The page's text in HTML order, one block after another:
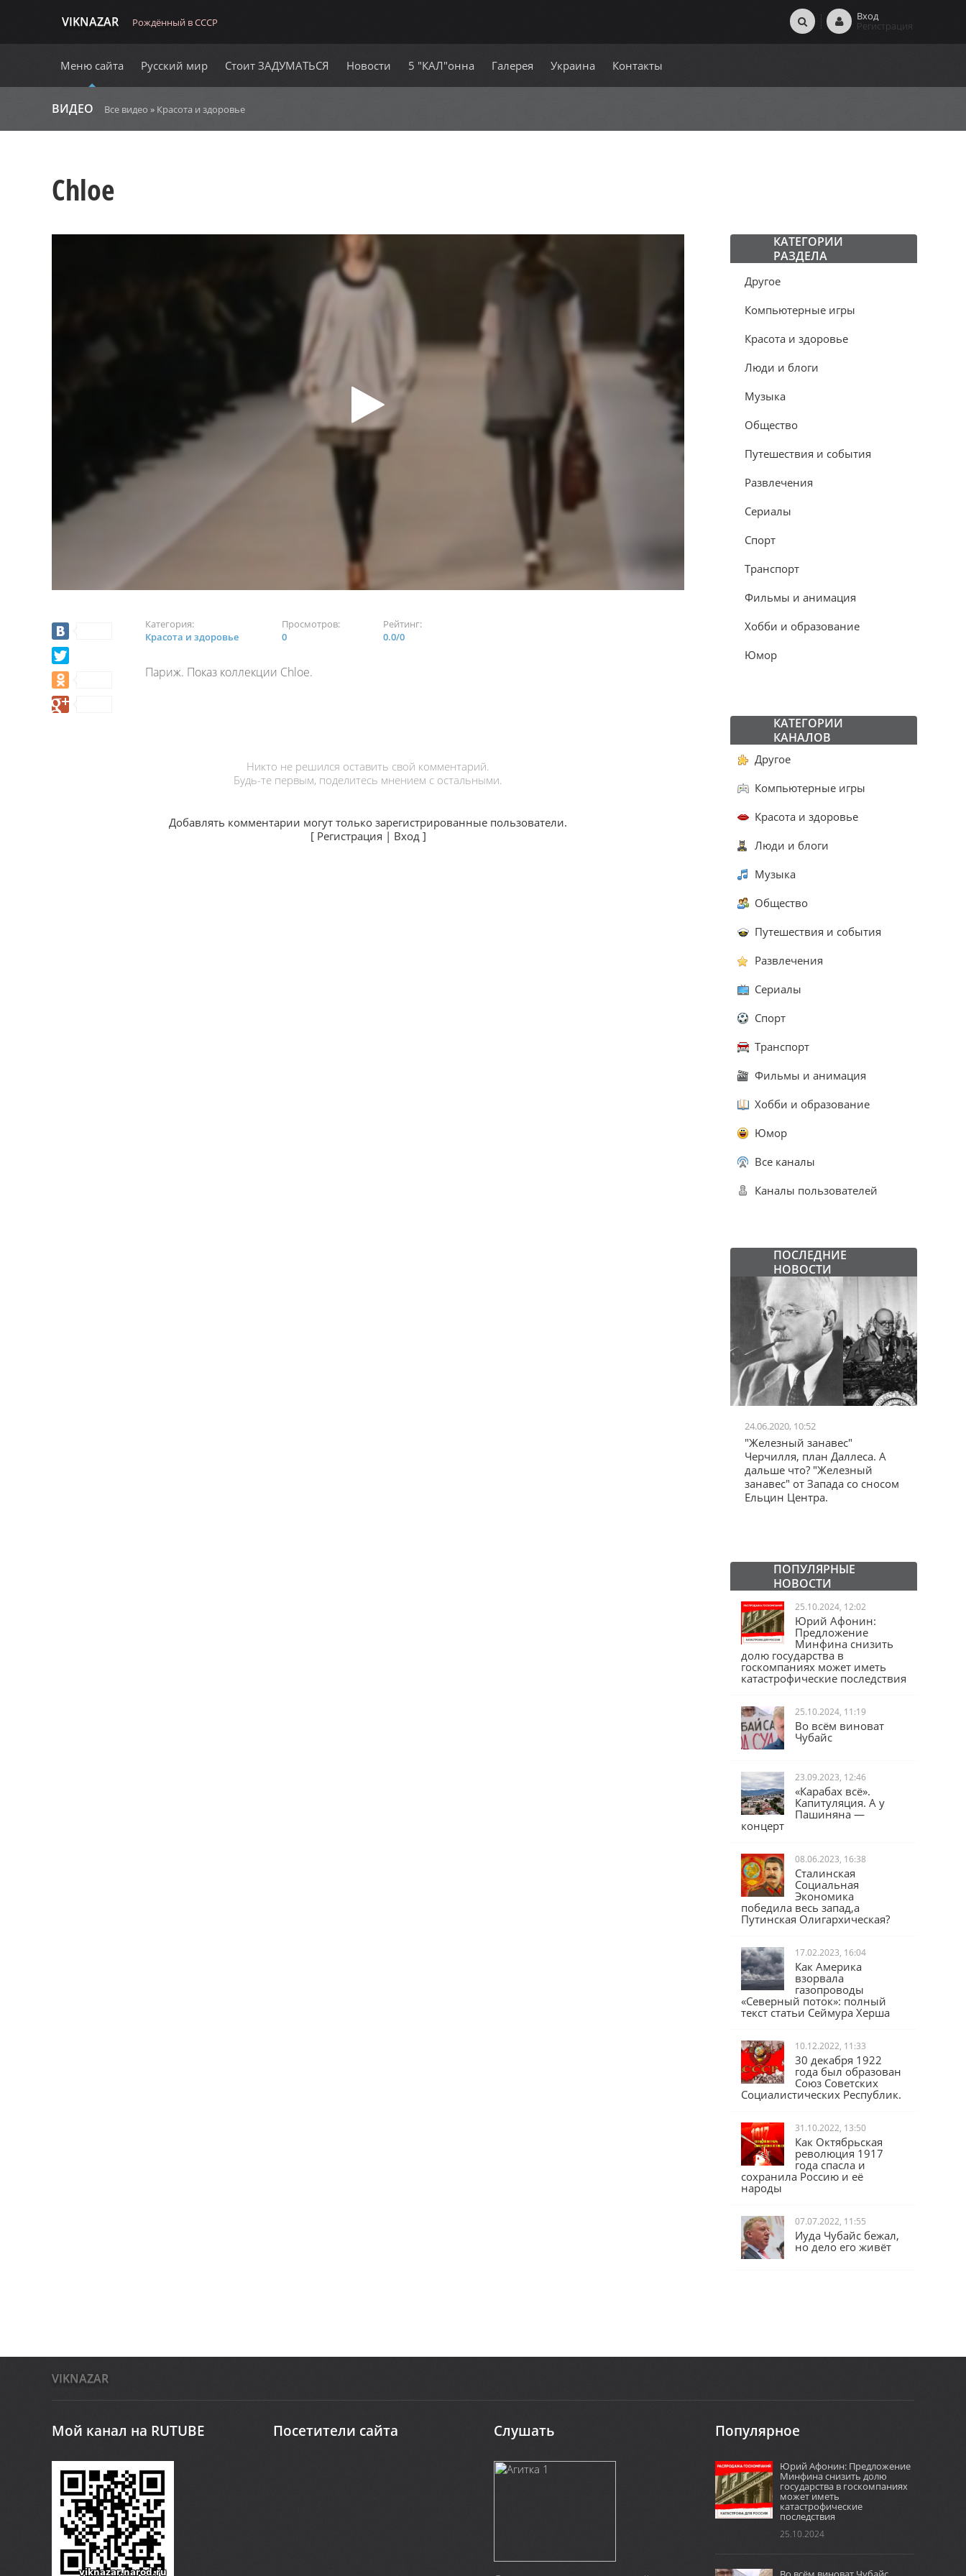
VIKNAZAR Рождённый в СССР Вход
Регистрация
Меню сайта Русский мир Стоит ЗАДУМАТЬСЯ Новости 5 "КАЛ"онна Галерея Украина Контакты
ВИДЕО Все видео » Красота и здоровье
Chloe
Категория:
Красота и здоровье
Просмотров:
0
Рейтинг:
0.0/0
Париж. Показ коллекции Chloe.
Никто не решился оставить свой комментарий.
Будь-те первым, поделитесь мнением с остальными.
Добавлять комментарии могут только зарегистрированные пользователи.
[ Регистрация | Вход]
КАТЕГОРИИ
РАЗДЕЛА
Другое
Компьютерные игры
Красота и здоровье
Люди и блоги
Музыка
Общество
Путешествия и события
Развлечения
Сериалы
Спорт
Транспорт
Фильмы и анимация
Хобби и образование
Юмор
КАТЕГОРИИ
КАНАЛОВ
Другое
Компьютерные игры
Красота и здоровье
Люди и блоги
Музыка
Общество
Путешествия и события
Развлечения
Сериалы
Спорт
Транспорт
Фильмы и анимация
Хобби и образование
Юмор
Все каналы
Каналы пользователей
ПОСЛЕДНИЕ
НОВОСТИ
24.06.2020, 10:52
"Железный занавес"
Черчилля, план Даллеса. А
дальше что? "Железный
занавес" от Запада со сносом
Ельцин Центра.
ПОПУЛЯРНЫЕ
НОВОСТИ
25.10.2024, 12:02
Юрий Афонин:
Предложение
Минфина снизить
долю государства в
госкомпаниях может иметь
катастрофические последствия
25.10.2024, 11:19
Во всём виноват
Чубайс
23.09.2023, 12:46
«Карабах всё».
Капитуляция. А у
Пашиняна —
концерт
08.06.2023, 16:38
Сталинская
Социальная
Экономика
победила весь запад,а
Путинская Олигархическая?
17.02.2023, 16:04
Как Америка
взорвала
газопроводы
«Северный поток»: полный
текст статьи Сеймура Херша
10.12.2022, 11:33
30 декабря 1922
года был образован
Союз Советских
Социалистических Республик.
31.10.2022, 13:50
Как Октябрьская
революция 1917
года спасла и
сохранила Россию и её
народы
07.07.2022, 11:55
Иуда Чубайс бежал,
но дело его живёт
VIKNAZAR
Мой канал на RUTUBE Посетители сайта Слушать Популярное
Юрий Афонин: Предложение
Минфина снизить долю
государства в госкомпаниях
может иметь
катастрофические
последствия
25.10.2024